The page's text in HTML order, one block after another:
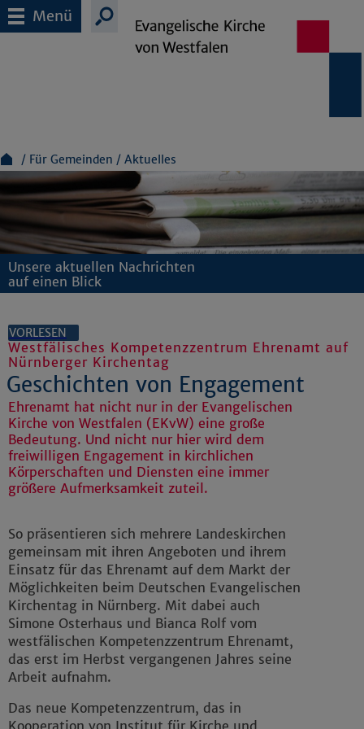
Menü
Für Gemeinden Aktuelles
Unsere aktuellen Nachrichten
auf einen Blick
VORLESEN
Westfälisches Kompetenzzentrum Ehrenamt auf
Nürnberger Kirchentag
Geschichten von Engagement
Ehrenamt hat nicht nur in der Evangelischen
Kirche von Westfalen (EKvW) eine große
Bedeutung. Und nicht nur hier wird dem
freiwilligen Engagement in kirchlichen
Körperschaften und Diensten eine immer
größere Aufmerksamkeit zuteil.
So präsentieren sich mehrere Landeskirchen
gemeinsam mit ihren Angeboten und ihrem
Einsatz für das Ehrenamt auf dem Markt der
Möglichkeiten beim Deutschen Evangelischen
Kirchentag in Nürnberg. Mit dabei auch
Simone Osterhaus und Bianca Rolf vom
westfälischen Kompetenzzentrum Ehrenamt,
das erst im Herbst vergangenen Jahres seine
Arbeit aufnahm.
Das neue Kompetenzzentrum, das in